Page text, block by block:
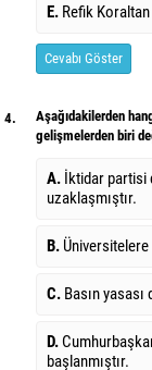
E. Refik Koraltan
Cevabı Göster
4.
Aşağıdakilerden
gelişmelerden biri
A. İktidar partisi
uzaklaşmıştır.
B.
C. Basın
D.
başlanmıştır.